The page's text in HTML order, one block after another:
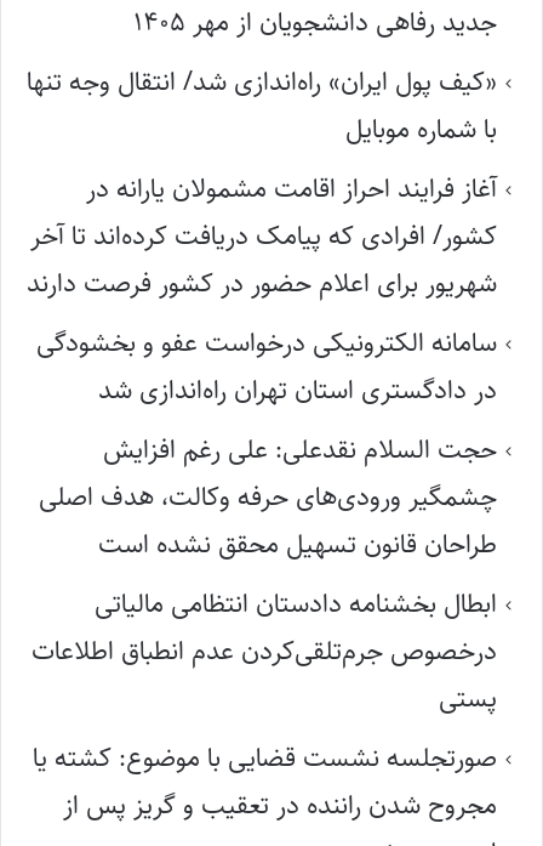
جدید رفاهی دانشجویان از مهر ۱۴۰۵
«کیف پول ایران» راه‌اندازی شد/ انتقال وجه تنها
با شماره موبایل
آغاز فرایند احراز اقامت مشمولان یارانه در
کشور/ افرادی که پیامک دریافت کرده‌اند تا آخر
شهریور برای اعلام حضور در کشور فرصت دارند
سامانه الکترونیکی درخواست عفو و بخشودگی
در دادگستری استان تهران راه‌اندازی شد
حجت السلام نقدعلی: علی رغم افزایش
چشمگیر ورودی‌های حرفه وکالت، هدف اصلی
طراحان قانون تسهیل محقق نشده است
ابطال بخشنامه دادستان انتظامی مالیاتی
درخصوص جرم‌تلقی‌کردن عدم انطباق اطلاعات
پستی
صورتجلسه نشست قضایی با موضوع: کشته یا
مجروح شدن راننده در تعقیب و گریز پس از